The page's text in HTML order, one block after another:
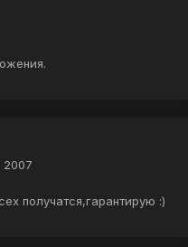
2007
получатся,гарантирую :)